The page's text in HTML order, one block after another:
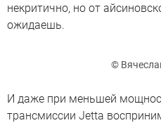
некритично, но от
ожидаешь.
©
И даже при меньшей
трансмиссии Jetta